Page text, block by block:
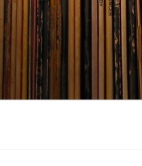
springen